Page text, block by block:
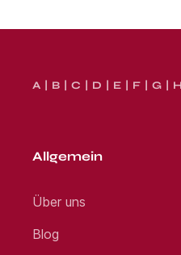
A B C D E F G H
Allgemein
Über uns
Blog